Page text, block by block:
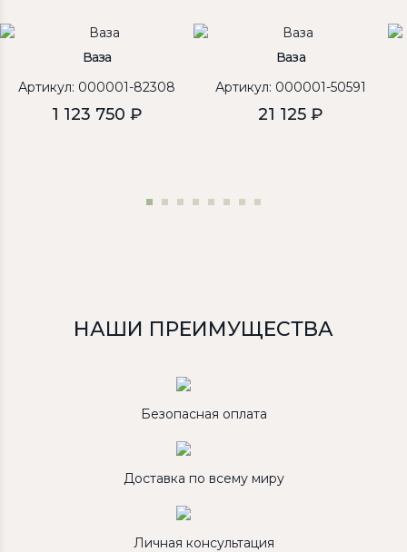
Ваза
Артикул: 000001-82308
1 123 750 ₽
Ваза
Артикул: 000001-50591
21 125 ₽
НАШИ ПРЕИМУЩЕСТВА
Безопасная оплата
Доставка по всему миру
Личная консультация